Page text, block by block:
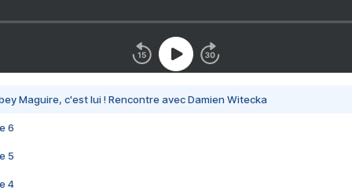
Maguire, c'est lui ! Rencontre avec Damien Witecka
6
5
4